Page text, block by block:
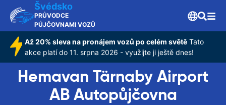
Švédsko
PRŮVODCE
PŮJČOVNAMI VOZŮ
Až 20% sleva na pronájem vozů po celém světě Tato
akce platí do 11. srpna 2026 - využijte ji ještě dnes!
Hemavan Tärnaby Airport
AB Autopůjčovna